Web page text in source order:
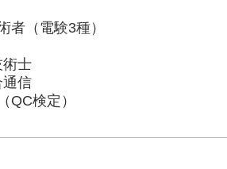
者（電験3種）
士
信
QC検定）